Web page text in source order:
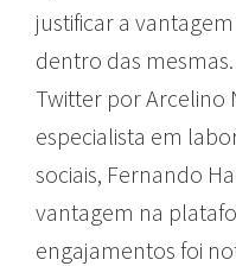
justificar a
dentro das
Twitter por Arcelino
especialista em
sociais, Fernando
vantagem na
engajamentos foi